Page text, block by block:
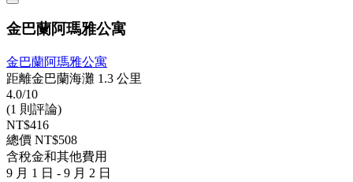
金巴蘭阿瑪雅公寓
金巴蘭阿瑪雅公寓
距離金巴蘭海灘 1.3 公里
4.0/10
(1 則評論)
NT$416
總價 NT$508
含稅金和其他費用
9 月 1 日 - 9 月 2 日